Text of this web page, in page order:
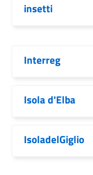
insetti
Interreg
Isola d'Elba
IsoladelGiglio